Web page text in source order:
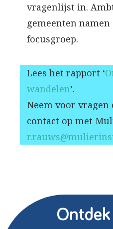
vragenlijst in.
gemeenten namen
focusgroep.
Lees het rapport ‘
wandelen’.
Neem voor
contact op met